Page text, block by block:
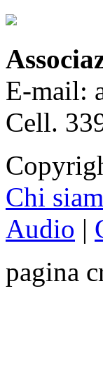
E-mail:
Cell.
Chi
Audio |
pagina